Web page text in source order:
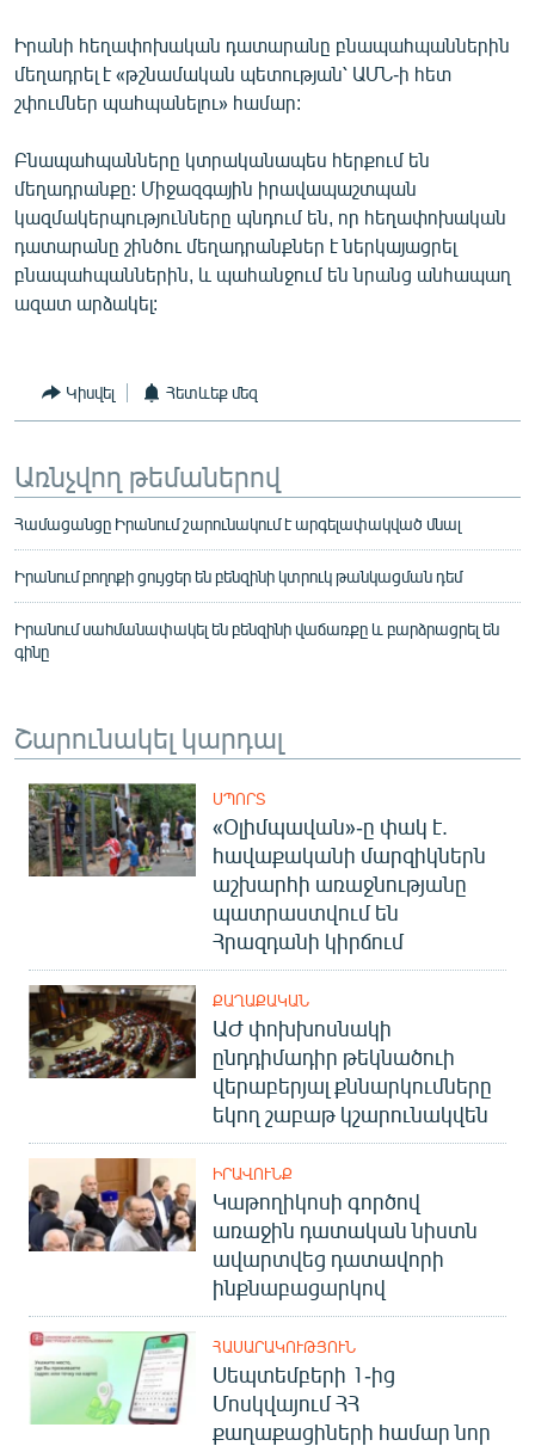
Իրանի հեղափոխական դատարանը բնապահպաններին
մեղադրել է «թշնամական պետության՝ ԱՄՆ-ի հետ
շփումներ պահպանելու» համար:
Բնապահպանները կտրականապես հերքում են
մեղադրանքը: Միջազգային իրավապաշտպան
կազմակերպությունները պնդում են, որ հեղափոխական
դատարանը շինծու մեղադրանքներ է ներկայացրել
բնապահպաններին, և պահանջում են նրանց անհապաղ
ազատ արձակել:
Կիսվել Հետևեք մեզ
Առնչվող թեմաներով
Համացանցը Իրանում շարունակում է արգելափակված մնալ
Իրանում բողոքի ցույցեր են բենզինի կտրուկ թանկացման դեմ
Իրանում սահմանափակել են բենզինի վաճառքը և բարձրացրել են
գինը
Շարունակել կարդալ
ՍՊՈՐՏ
«Օլիմպավան»-ը փակ է.
հավաքականի մարզիկներն
աշխարհի առաջնությանը
պատրաստվում են
Հրազդանի կիրճում
ՔԱՂԱՔԱԿԱՆ
ԱԺ փոխխոսնակի
ընդդիմադիր թեկնածուի
վերաբերյալ քննարկումները
եկող շաբաթ կշարունակվեն
ԻՐԱՎՈՒՆՔ
Կաթողիկոսի գործով
առաջին դատական նիստն
ավարտվեց դատավորի
ինքնաբացարկով
ՀԱՍԱՐԱԿՈՒԹՅՈՒՆ
Սեպտեմբերի 1-ից
Մոսկվայում ՀՀ
քաղաքացիների համար նոր